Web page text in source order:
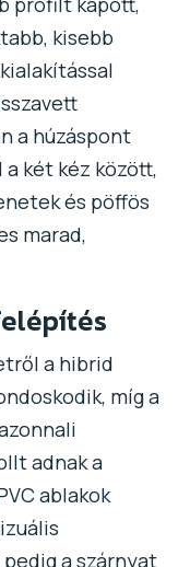
kisebb
a húzáspont
két kéz között,
és pöffös
marad,
a hibrid
míg a
adnak a
ablakok
a szárnyat